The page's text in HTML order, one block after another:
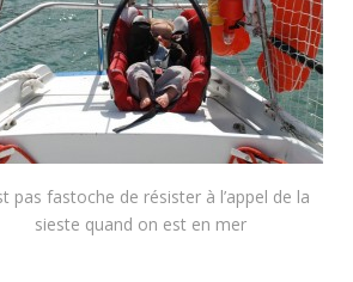
pas fastoche de résister à l’appel de la
sieste quand on est en mer